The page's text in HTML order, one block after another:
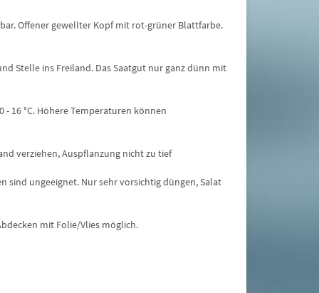
Offener gewellter Kopf mit rot-grüner Blattfarbe.
Stelle ins Freiland. Das Saatgut nur ganz dünn mit
16 °C. Höhere Temperaturen können
verziehen, Auspflanzung nicht zu tief
sind ungeeignet. Nur sehr vorsichtig düngen, Salat
mit Folie/Vlies möglich.